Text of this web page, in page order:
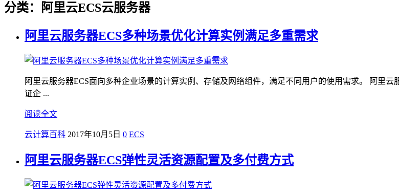
分类：阿里云ECS云服务器
阿里云服务器ECS多种场景优化计算实例满足多重需求
阿里云服务器ECS面向多种企业场景的计算实例、存储及网络组件，满足不同用户的使用需求。 阿里
证企 ...
阅读全文
云计算百科 2017年10月5日 0 ECS
阿里云服务器ECS弹性灵活资源配置及多付费方式